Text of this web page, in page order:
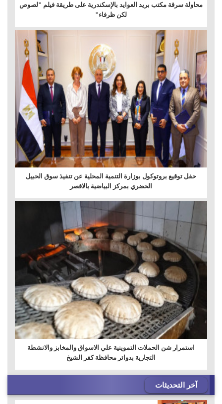
محاولة سرقة مكتب بريد العوايد بالإسكندرية على طريقة فيلم "لصوص
لكن ظرفاء"
حفل توقيع بروتوكول بوزارة التنمية المحلية عن تنفيذ سوق الحبيل
الحضري بمركز البياضية بالاقصر
استمرار شن الحملات التموينية علي الاسواق والمخابز والانشطة
التجارية بدوائر محافظة كفر الشيخ
آخر التحديثات